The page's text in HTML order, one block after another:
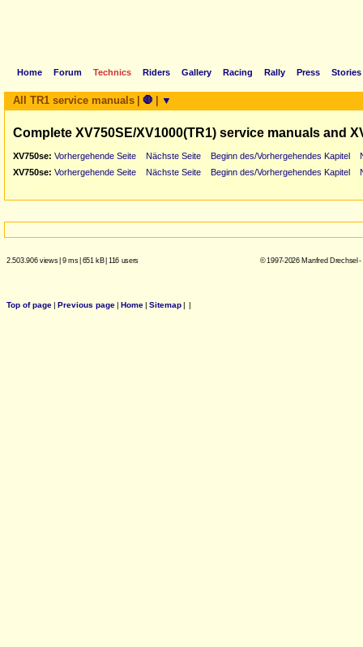
Home Forum Technics Riders Gallery Racing Rally Press Stories
All TR1 service manuals 🛑 ▼
Complete XV750SE/XV1000(TR1) service manuals and
XV750se: Vorhergehende Seite Nächste Seite Beginn des/Vorhergehendes Kapitel
XV750se: Vorhergehende Seite Nächste Seite Beginn des/Vorhergehendes Kapitel
2.503.906 views| 9 ms| 651 kB| 116 users © 1997-2026 Manfred Drechsel
Top of page| Previous page| Home| Sitemap| |